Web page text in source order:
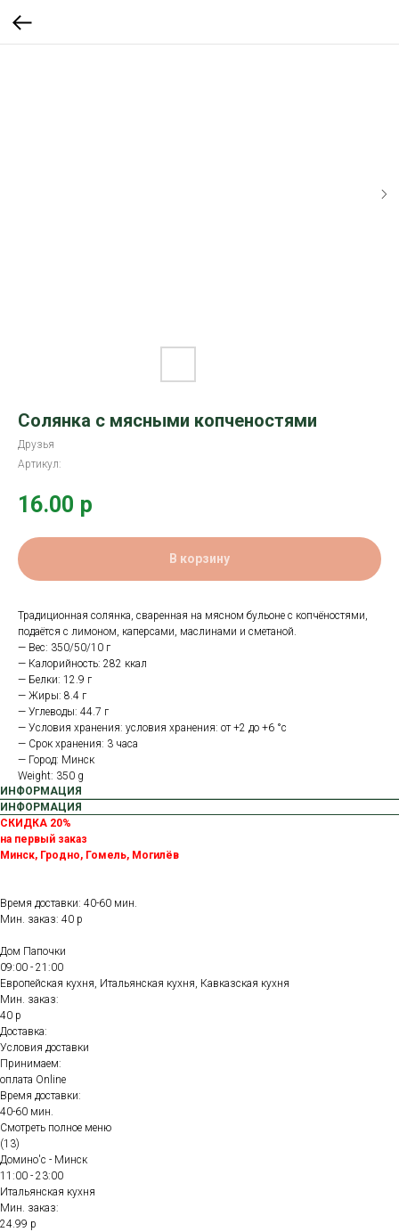
Солянка с мясными копченостями
Друзья
Артикул:
16.00 р
В корзину
Традиционная солянка, сваренная на мясном бульоне с копчёностями,
подаётся с лимоном, каперсами, маслинами и сметаной.
— Вес: 350/50/10 г
— Калорийность: 282 ккал
— Белки: 12.9 г
— Жиры: 8.4 г
— Углеводы: 44.7 г
— Условия хранения: условия хранения: от +2 до +6 °с
— Срок хранения: 3 часа
— Город: Минск
Weight: 350 g
ИНФОРМАЦИЯ
ИНФОРМАЦИЯ
СКИДКА 20%
на первый заказ
Минск, Гродно, Гомель, Могилёв
Время доставки: 40-60 мин.
Мин. заказ: 40 р
Дом Папочки
09:00 - 21:00
Европейская кухня, Итальянская кухня, Кавказская кухня
Мин. заказ:
40 р
Доставка:
Условия доставки
Принимаем:
оплата Online
Время доставки:
40-60 мин.
Смотреть полное меню
(13)
Домино'с - Минск
11:00 - 23:00
Итальянская кухня
Мин. заказ:
24.99 р